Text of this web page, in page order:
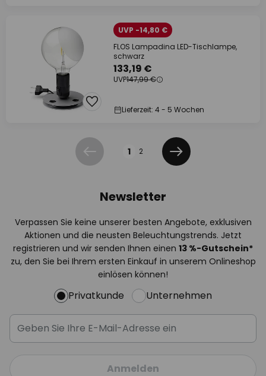
UVP -14,80 €
FLOS Lampadina LED-Tischlampe,
schwarz
133,19 €
UVP147,99 €
Lieferzeit: 4 - 5 Wochen
Zurück 1 2
Weiter
Newsletter
Verpassen Sie keine unserer besten Angebote, exklusiven
Aktionen und die neusten Beleuchtungstrends. Jetzt
registrieren und wir senden Ihnen einen 13 %-Gutschein*
zu, den Sie bei Ihrem ersten Einkauf in unserem Onlineshop
einlösen können!
Privatkunde Unternehmen
Anmelden